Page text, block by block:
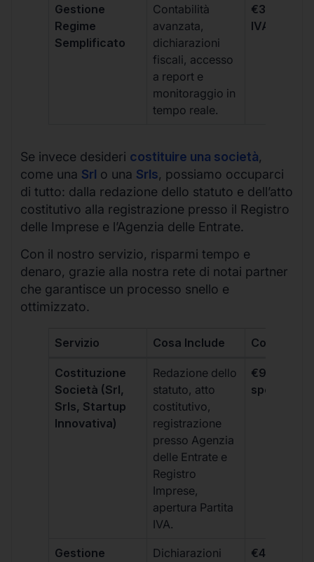
Gestione
Regime
Semplificato
Contabilità
avanzata,
dichiarazioni
fiscali, accesso
a report e
monitoraggio in
tempo reale.
€333 +
IVA/
Se invece desideri costituire una società,
come una Srl o una Srls, possiamo occuparci
di tutto: dalla redazione dello statuto e dell’atto
costitutivo alla registrazione presso il Registro
delle Imprese e l’Agenzia delle Entrate.
Con il nostro servizio, risparmi tempo e
denaro, grazie alla nostra rete di notai partner
che garantisce un processo snello e
ottimizzato.
Servizio Cosa Include Costo
Costituzione
Società (Srl,
Srls, Startup
Innovativa)
Redazione dello
statuto, atto
costitutivo,
registrazione
presso Agenzia
delle Entrate e
Registro
Imprese,
apertura Partita
IVA.
€99 + IVA
spese
Gestione
Dichiarazioni
€499 +